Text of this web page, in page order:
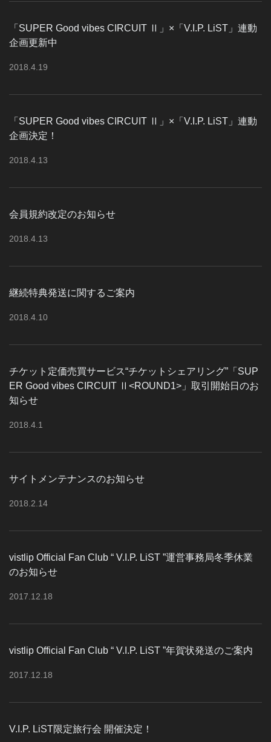
「SUPER Good vibes CIRCUIT Ⅱ」×「V.I.P. LiST」連動
企画更新中
2018 4 19
「SUPER Good vibes CIRCUIT Ⅱ」×「V.I.P. LiST」連動
企画決定！
2018 4 13
会員規約改定のお知らせ
2018 4 13
継続特典発送に関するご案内
2018 4 10
チケット定価売買サービス“チケットシェアリング”「SUP
ER Good vibes CIRCUIT Ⅱ<ROUND1>」取引開始日のお
知らせ
2018 4 1
サイトメンテナンスのお知らせ
2018 2 14
vistlip Official Fan Club “ V.I.P. LiST ”運営事務局冬季休業
のお知らせ
2017 12 18
vistlip Official Fan Club “ V.I.P. LiST ”年賀状発送のご案内
2017 12 18
V.I.P. LiST限定旅行会 開催決定！